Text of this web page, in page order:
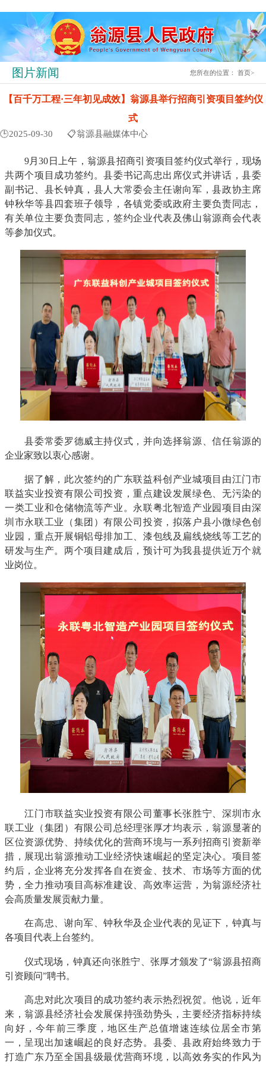
图片新闻 您所在的位置：首页>
【百千万工程·三年初见成效】翁源县举行招商引资项目签约仪
式
🕒2025-09-30 📋翁源县融媒体中心
9月30日上午，翁源县招商引资项目签约仪式举行，现场
共两个项目成功签约。县委书记高忠出席仪式并讲话，县委
副书记、县长钟真，县人大常委会主任谢向军，县政协主席
钟秋华等县四套班子领导，各镇党委或政府主要负责同志，
有关单位主要负责同志，签约企业代表及佛山翁源商会代表
等参加仪式。
县委常委罗德威主持仪式，并向选择翁源、信任翁源的
企业家致以衷心感谢。
据了解，此次签约的广东联益科创产业城项目由江门市
联益实业投资有限公司投资，重点建设发展绿色、无污染的
一类工业和仓储物流等产业。永联粤北智造产业园项目由深
圳市永联工业（集团）有限公司投资，拟落户县小微绿色创
业园，重点开展铜铝母排加工、漆包线及扁线烧线等工艺的
研发与生产。两个项目建成后，预计可为我县提供近万个就
业岗位。
江门市联益实业投资有限公司董事长张胜宁、深圳市永
联工业（集团）有限公司总经理张厚才均表示，翁源显著的
区位资源优势、持续优化的营商环境与一系列招商引资新举
措，展现出翁源推动工业经济快速崛起的坚定决心。项目签
约后，企业将充分发挥各自在资金、技术、市场等方面的优
势，全力推动项目高标准建设、高效率运营，为翁源经济社
会高质量发展贡献力量。
在高忠、谢向军、钟秋华及企业代表的见证下，钟真与
各项目代表上台签约。
仪式现场，钟真还向张胜宁、张厚才颁发了“翁源县招商
引资顾问”聘书。
高忠对此次项目的成功签约表示热烈祝贺。他说，近年
来，翁源县经济社会发展保持强劲势头，主要经济指标持续
向好，今年前三季度，地区生产总值增速连续位居全市第
一，呈现出加速崛起的良好态势。县委、县政府始终致力于
打造广东乃至全国县级最优营商环境，以高效务实的作风为